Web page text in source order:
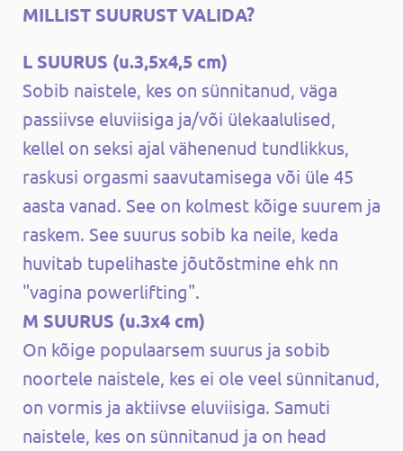
MILLIST SUURUST VALIDA?
L SUURUS (u.3,5x4,5 cm)
Sobib naistele, kes on sünnitanud, väga
passiivse eluviisiga ja/või ülekaalulised,
kellel on seksi ajal vähenenud tundlikkus,
raskusi orgasmi saavutamisega või üle 45
aasta vanad. See on kolmest kõige suurem ja
raskem. See suurus sobib ka neile, keda
huvitab tupelihaste jõutõstmine ehk nn
"vagina powerlifting".
M SUURUS (u.3x4 cm)
On kõige populaarsem suurus ja sobib
noortele naistele, kes ei ole veel sünnitanud,
on vormis ja aktiivse eluviisiga. Samuti
naistele, kes on sünnitanud ja on head